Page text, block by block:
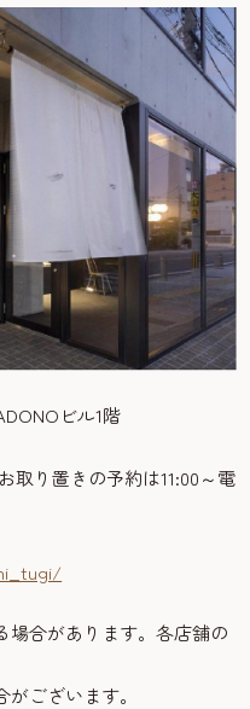
ビル1階
取り置きの予約は11:00～電
合があります。各店舗の
ございます。